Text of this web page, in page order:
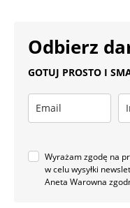
Odbierz
GOTUJ PROSTO I
Wyrażam zgodę na
w celu wysyłki
Aneta Warowna